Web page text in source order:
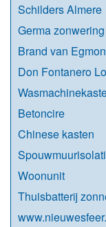
Schilders Almere
Germa zonwering
Brand van
Don Fontanero
Betoncire
Chinese kasten
Woonunit
Thuisbatterij